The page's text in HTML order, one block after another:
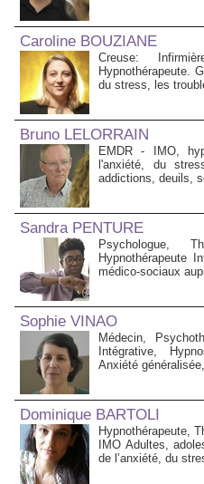
Caroline BOUZIANE
Creuse:
Hypnothérapeute.
du stress, les
Bruno LELORRAIN
EMDR - IMO,
l'anxiété, du
addictions, deuils,
Sandra PENTURE
Psychologue,
Hypnothérapeute
médico‑sociaux
Sophie VINAO
Médecin,
Intégrative,
Anxiété
Dominique BARTOLI
Hypnothérapeute,
IMO Adultes,
de l’anxiété, du